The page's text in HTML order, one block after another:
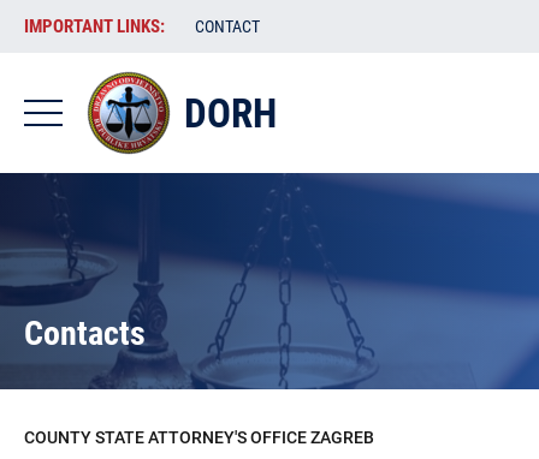
Skip
content
VAŽNE
POVEZNICE
-
DORH
EN
IMPORTANT LINKS: CONTACT
DORH
Contacts
COUNTY STATE ATTORNEY'S OFFICE ZAGREB